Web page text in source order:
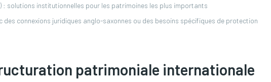
: solutions institutionnelles pour les patrimoines les plus importants
connexions juridiques anglo-saxonnes ou des besoins spécifiques de protection
patrimoniale internationale